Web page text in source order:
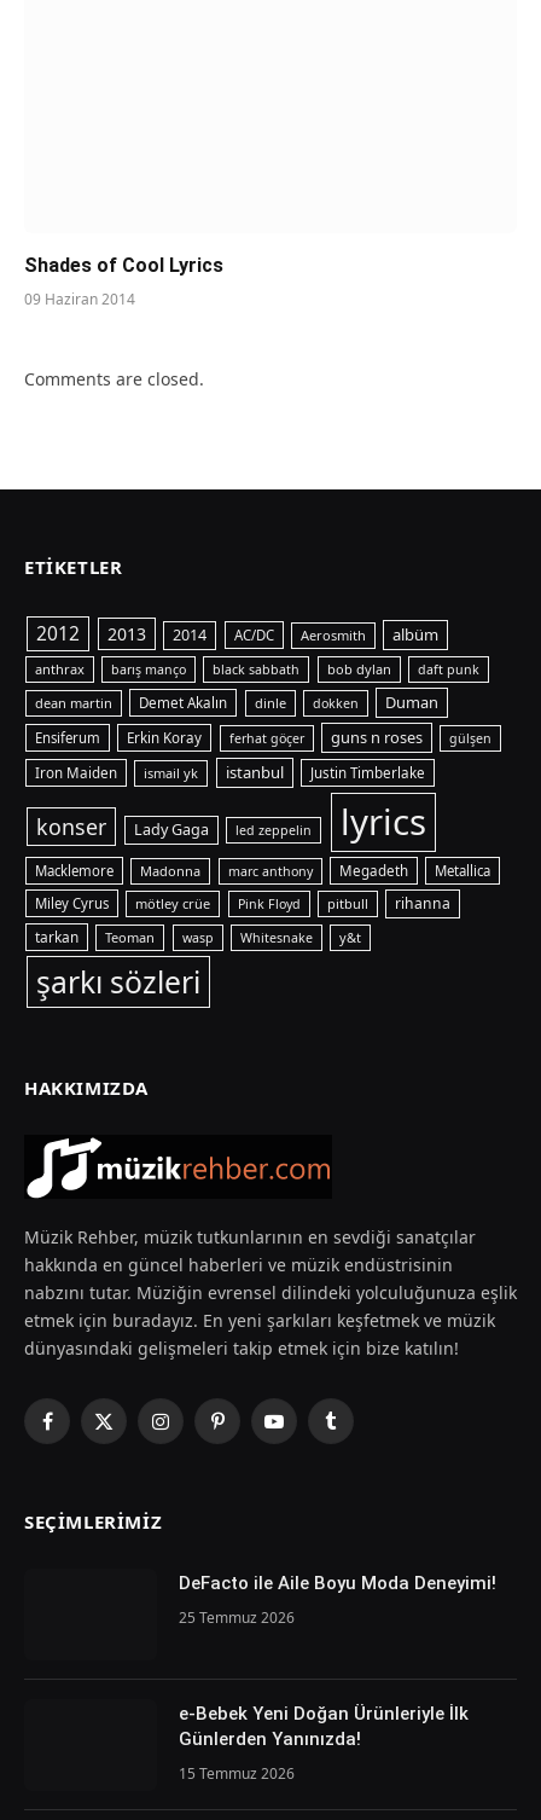
Shades of Cool Lyrics
09 Haziran 2014
Comments are closed.
ETIKETLER
2012 2013 2014 AC/DC Aerosmith albüm
anthrax barış manço black sabbath bob dylan daft punk
dean martin Demet Akalın dinle dokken Duman
Ensiferum Erkin Koray ferhat göçer guns n roses gülşen
Iron Maiden ismail yk istanbul Justin Timberlake
konser Lady Gaga led zeppelin lyrics
Macklemore Madonna marc anthony Megadeth
Metallica
Miley Cyrus
mötley crüe Pink Floyd pitbull rihanna
tarkan Teoman wasp Whitesnake y&t
şarkı sözleri
HAKKIMIZDA
Müzik Rehber, müzik tutkunlarının en sevdiği sanatçılar
hakkında en güncel haberleri ve müzik endüstrisinin
nabzını tutar. Müziğin evrensel dilindeki yolculuğunuza eşlik
etmek için buradayız. En yeni şarkıları keşfetmek ve müzik
dünyasındaki gelişmeleri takip etmek için bize katılın!
Facebook
X
InstagramPinterestYouTubeTumblr
SEÇIMLERIMIZ
DeFacto ile Aile Boyu Moda Deneyimi!
25 Temmuz 2026
e-Bebek Yeni Doğan Ürünleriyle İlk
Günlerden Yanınızda!
15 Temmuz 2026